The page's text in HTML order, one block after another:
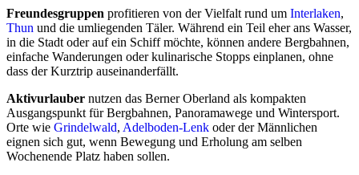
Freundesgruppen profitieren von der Vielfalt rund um Interlaken,
Thun und die umliegenden Täler. Während ein Teil eher ans Wasser,
in die Stadt oder auf ein Schiff möchte, können andere Bergbahnen,
einfache Wanderungen oder kulinarische Stopps einplanen, ohne
dass der Kurztrip auseinanderfällt.
Aktivurlauber nutzen das Berner Oberland als kompakten
Ausgangspunkt für Bergbahnen, Panoramawege und Wintersport.
Orte wie Grindelwald, Adelboden-Lenk oder der Männlichen
eignen sich gut, wenn Bewegung und Erholung am selben
Wochenende Platz haben sollen.